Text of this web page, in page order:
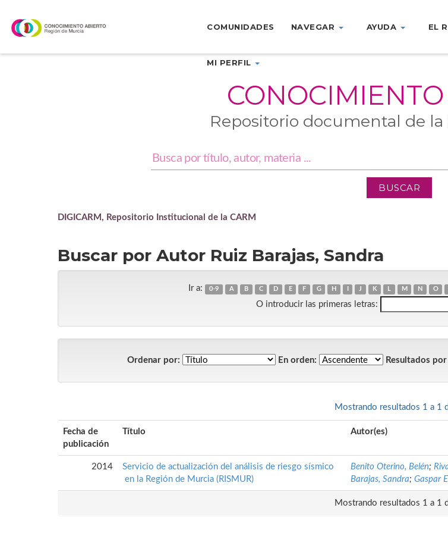
navigation
COMUNIDADES NAVEGAR AYUDA EL
MI PERFIL
Repositorio documental de
DIGICARM, Repositorio Institucional de la CARM
Buscar por Autor Ruiz Barajas, Sandra
Ir a: 0-9 A B C D E F G H J K L M N O
O introducir las primeras letras:
Ordenar por: En orden: Resultados
Mostrando resultados 1 a 1
Fecha de
publicación
Título Autor(es)
2014
Servicio de actualización del análisis de riesgo sísmico
en la Región de Murcia (RISMUR)
Benito Oterino, Belén;
Barajas, Sandra; Gaspar
Mostrando resultados 1 a 1